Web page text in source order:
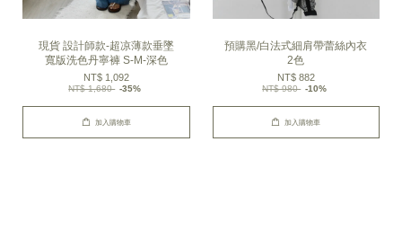
現貨 設計師款-超凉薄款垂墜
寬版洗色丹寧褲 S-M-深色
NT$ 1,092
NT$ 1,680 -35%
加入購物車
預購黑/白法式細肩帶蕾絲內衣
2色
NT$ 882
NT$ 980 -10%
加入購物車